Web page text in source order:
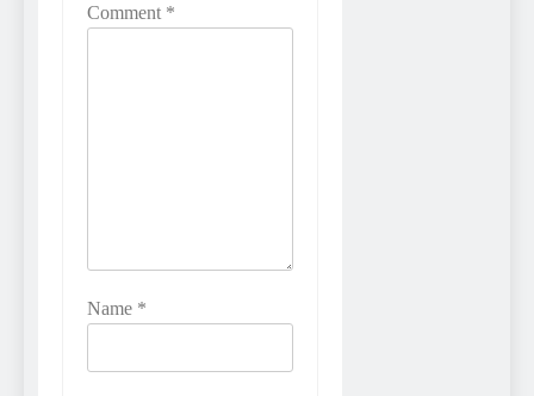
Comment *
Name *